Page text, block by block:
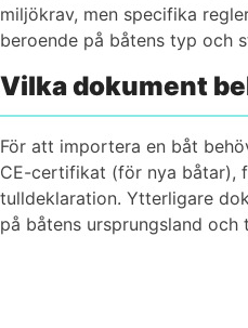
miljökrav, men specifika
beroende på båtens typ och
Vilka dokument
För att importera en båt
CE-certifikat (för nya båtar),
tulldeklaration. Ytterligare
på båtens ursprungsland och